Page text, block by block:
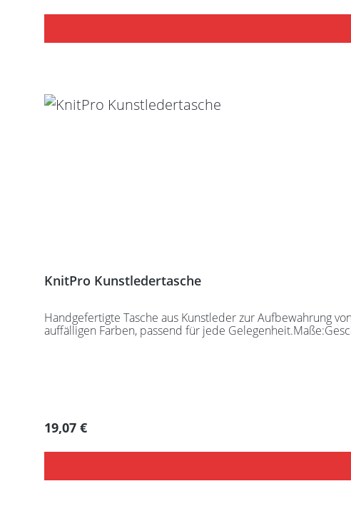
KnitPro Kunstledertasche
Handgefertigte Tasche aus Kunstleder zur Aufbewahrung
auffälligen Farben, passend für jede
Regulärer Preis:
19,07 €